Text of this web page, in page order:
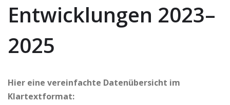
Entwicklungen 2023–
2025
Hier eine vereinfachte Datenübersicht im
Klartextformat: